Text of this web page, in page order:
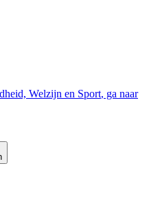
Welzijn en Sport, ga naar